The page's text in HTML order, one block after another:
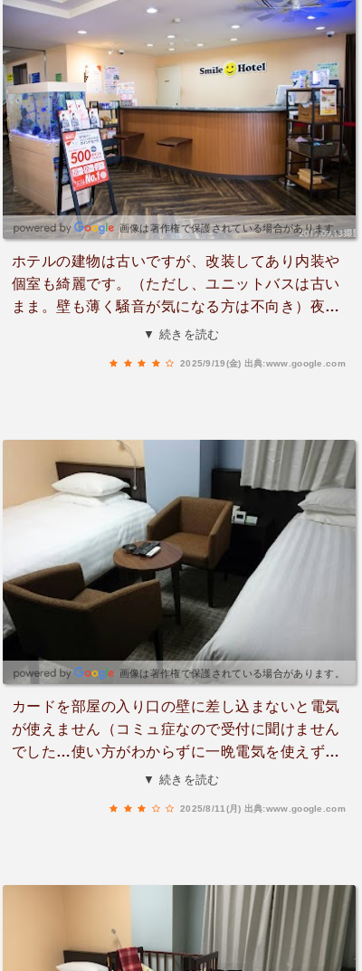
画像は著作権で保護されている場合があります。
ホテルの建物は古いですが、改装してあり内装や
個室も綺麗です。（ただし、ユニットバスは古い
まま。壁も薄く騒音が気になる方は不向き）夜遅
くにチェックインのためウェルカムドリンクは利
させていただきます😊
▼ 続きを読む
2025/9/19(金) 出典:www.google.com
画像は著作権で保護されている場合があります。
カードを部屋の入り口の壁に差し込まないと電気
が使えません（コミュ症なので受付に聞けません
でした…使い方がわからずに一晩電気を使えずに
過ごしました…）受付で最初に説明して欲しかっ
マンガが読めるスペースがあります。
▼ 続きを読む
2025/8/11(月) 出典:www.google.com